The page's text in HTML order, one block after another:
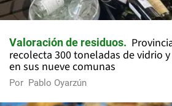
Valoración de residuos
recolecta 300 toneladas de vidrio
en sus nueve comunas
Por Pablo Oyarzún